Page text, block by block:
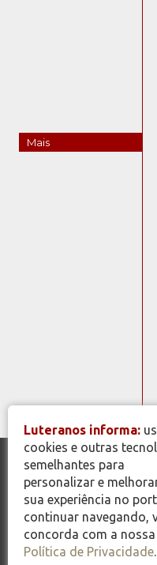
Mais
© Copyright 2026 - Todos os
Evangélica de Confissão
www.luteranos.com.br
Luteranos informa:
cookies e outras
semelhantes para
personalizar e
sua experiência no
continuar navegando,
concorda com a nossa
Política de Privacidade.